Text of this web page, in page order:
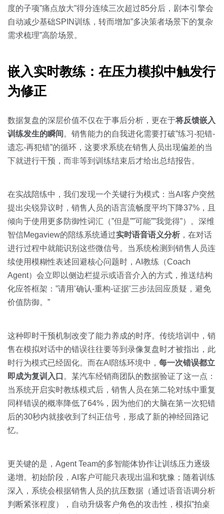
度的子项”痛点放大”得分连续三次超过85分后，剧本引擎会
自动减少基础SPIN训练，转而增加”多决策者场景下的复杂
需求梳理”高阶场景。
嵌入实时教练：在压力模拟中触发行
为修正
数据复盘的深层价值不仅在于事后分析，更在于将反馈嵌入
训练发生的瞬间 。销售能力的自我进化需要打破”练习-犯错-
遗忘-再犯错”的循环，这要求系统在销售人员出现偏差的当
下就进行干预，而非等到训练结束后才给出总结报告。
在实战陪练中，我们发现一个关键行为模式：当AI客户突然
提出尖锐异议时，销售人员的语言流畅度平均下降37%，且
倾向于使用更多防御性词汇（”但是””可能””我觉得”）。深维
智信Megaview的陪练系统通过实时语音语义分析 ，在对话
进行过程中就能识别这些微信号。当系统检测到销售人员连
续使用模糊性表述回避核心问题时，AI教练（Coach
Agent）会立即以侧边栏提示或语音介入的方式，推送结构
化应答框架：”请用’确认-重构-证据’三步法回应质疑，避免
价值防御。”
这种即时干预机制改变了能力养成的时序。传统培训中，销
售在模拟对话中的错误往往要等到录像复盘时才被指出，此
时行为模式已经固化。而在AI陪练环境中， 每一次错误都立
即成为复训入口 。某汽车经销商团队的数据验证了这一点：
当系统开启实时教练模式后，销售人员在第二轮对练中重复
同样错误的概率降低了64%，因为他们的大脑在第一次犯错
后的30秒内就接收到了纠正信号，形成了新的神经回路记
忆。
更关键的是，Agent Team的多智能体协作让训练压力逐级
递增。初始阶段，AI客户可能只表现出温和犹豫；随着训练
深入，系统会根据销售人员的抗压数据（通过语音语调分析
判断紧张程度），自动升级客户角色的攻击性，模拟”拍桌